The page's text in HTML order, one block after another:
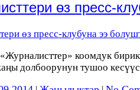
өз пресс-
коомдук
долбоорунун тушоо